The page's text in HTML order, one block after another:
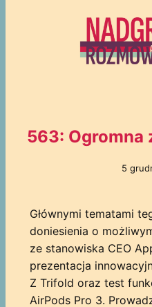
563: Ogromna
5
Głównymi tematami
doniesienia o
ze stanowiska CEO
prezentacja
Z Trifold oraz test
AirPods Pro 3.